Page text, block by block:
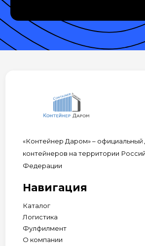
«Контейнер Даром» – официальный
контейнеров на территории
Федерации
Навигация
Каталог
Логистика
Фулфилмент
О компании